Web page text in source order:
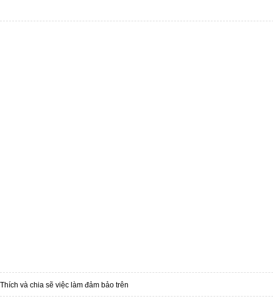
Thích và chia sẽ việc làm đảm bảo trên